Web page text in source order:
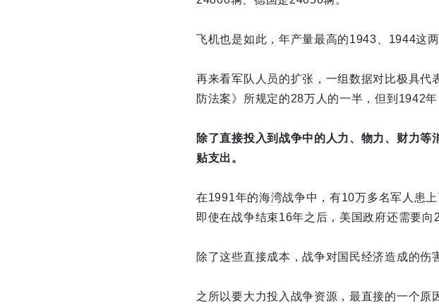
飞机也是如此，年产量最高的1943、1944这
再来看军队人员的扩张，一组数据对比极具
防法案》所规定的28万人的一半，但到1942
除了直接投入到战争中的人力、物力、财力
贴支出。
在1991年的海湾战争中，有10万多名军人患
即使在战争结束16年之后，美国政府还需要
除了这些直接成本，战争对国民经济造成的伤
之所以要大力投入战争资源，最直接的一个原